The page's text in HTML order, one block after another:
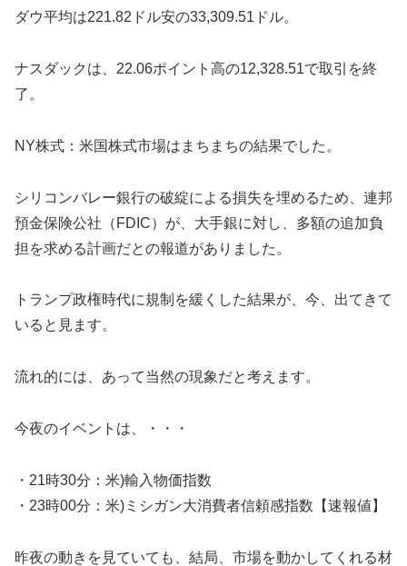
ダウ平均は221.82ドル安の33,309.51ドル。
ナスダックは、22.06ポイント高の12,328.51で取引を終
了。
NY株式：米国株式市場はまちまちの結果でした。
シリコンバレー銀行の破綻による損失を埋めるため、連邦
預金保険公社（FDIC）が、大手銀に対し、多額の追加負
担を求める計画だとの報道がありました。
トランプ政権時代に規制を緩くした結果が、今、出てきて
いると見ます。
流れ的には、あって当然の現象だと考えます。
今夜のイベントは、・・・
・21時30分：米)輸入物価指数
・23時00分：米)ミシガン大消費者信頼感指数【速報値】
昨夜の動きを見ていても、結局、市場を動かしてくれる材